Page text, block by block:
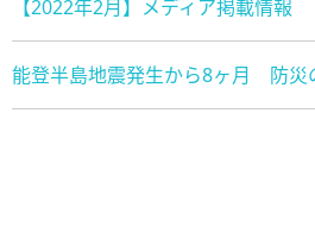
【2022年2月】メディア掲載情報
能登半島地震発生から8ヶ月 防災